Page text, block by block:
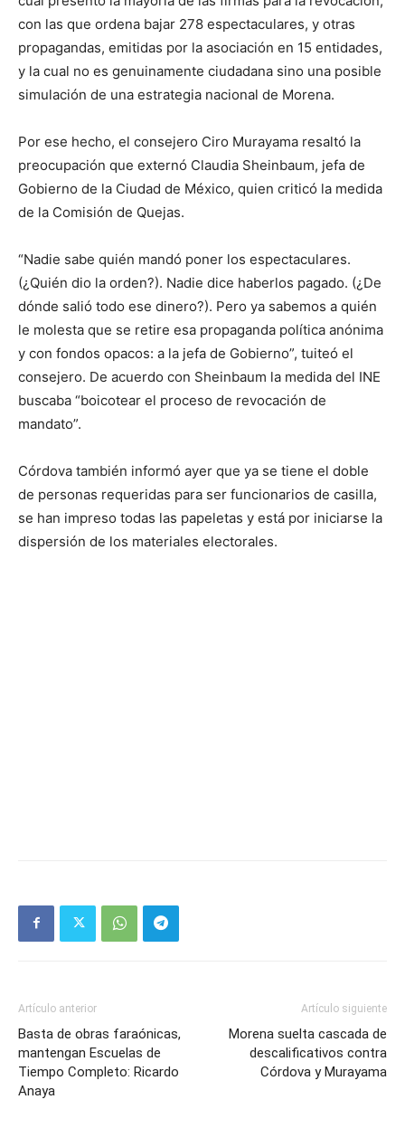
con las que ordena bajar 278 espectaculares, y otras
propagandas, emitidas por la asociación en 15 entidades,
y la cual no es genuinamente ciudadana sino una posible
simulación de una estrategia nacional de Morena.
Por ese hecho, el consejero Ciro Murayama resaltó la
preocupación que externó Claudia Sheinbaum, jefa de
Gobierno de la Ciudad de México, quien criticó la medida
de la Comisión de Quejas.
“Nadie sabe quién mandó poner los espectaculares.
(¿Quién dio la orden?). Nadie dice haberlos pagado. (¿De
dónde salió todo ese dinero?). Pero ya sabemos a quién
le molesta que se retire esa propaganda política anónima
y con fondos opacos: a la jefa de Gobierno”, tuiteó el
consejero. De acuerdo con Sheinbaum la medida del INE
buscaba “boicotear el proceso de revocación de
mandato”.
Córdova también informó ayer que ya se tiene el doble
de personas requeridas para ser funcionarios de casilla,
se han impreso todas las papeletas y está por iniciarse la
dispersión de los materiales electorales.
Artículo anterior
Basta de obras faraónicas,
mantengan Escuelas de
Tiempo Completo: Ricardo
Anaya
Artículo siguiente
Morena suelta cascada de
descalificativos contra
Córdova y Murayama